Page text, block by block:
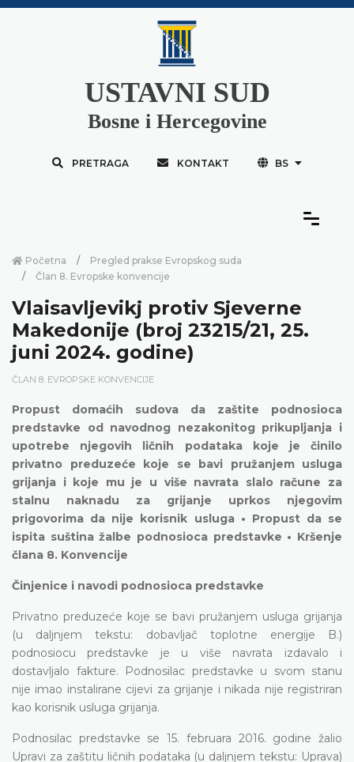
USTAVNI SUD
Bosne i Hercegovine
PRETRAGA KONTAKT BS
Početna
Pregled prakse Evropskog suda
Član 8. Evropske konvencije
Vlaisavljevikj protiv Sjeverne
Makedonije (broj 23215/21, 25.
juni 2024. godine)
ČLAN 8. EVROPSKE KONVENCIJE
Propust domaćih sudova da zaštite podnosioca
predstavke od navodnog nezakonitog prikupljanja i
upotrebe njegovih ličnih podataka koje je činilo
privatno preduzeće koje se bavi pružanjem usluga
grijanja i koje mu je u više navrata slalo račune za
stalnu naknadu za grijanje uprkos njegovim
prigovorima da nije korisnik usluga • Propust da se
ispita suština žalbe podnosioca predstavke • Kršenje
člana 8. Konvencije
Činjenice i navodi podnosioca predstavke
Privatno preduzeće koje se bavi pružanjem usluga grijanja
(u daljnjem tekstu: dobavljač toplotne energije B.)
podnosiocu predstavke je u više navrata izdavalo i
dostavljalo fakture. Podnosilac predstavke u svom stanu
nije imao instalirane cijevi za grijanje i nikada nije registriran
kao korisnik usluga grijanja.
Podnosilac predstavke se 15. februara 2016. godine žalio
Upravi za zaštitu ličnih podataka (u daljnjem tekstu: Uprava)